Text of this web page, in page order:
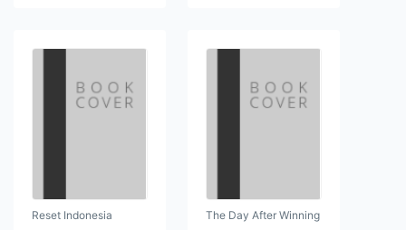
Reset Indonesia The Day After Winning